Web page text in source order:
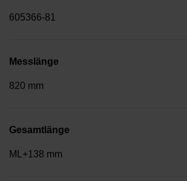
605366-81
Messlänge
820 mm
Gesamtlänge
ML+138 mm